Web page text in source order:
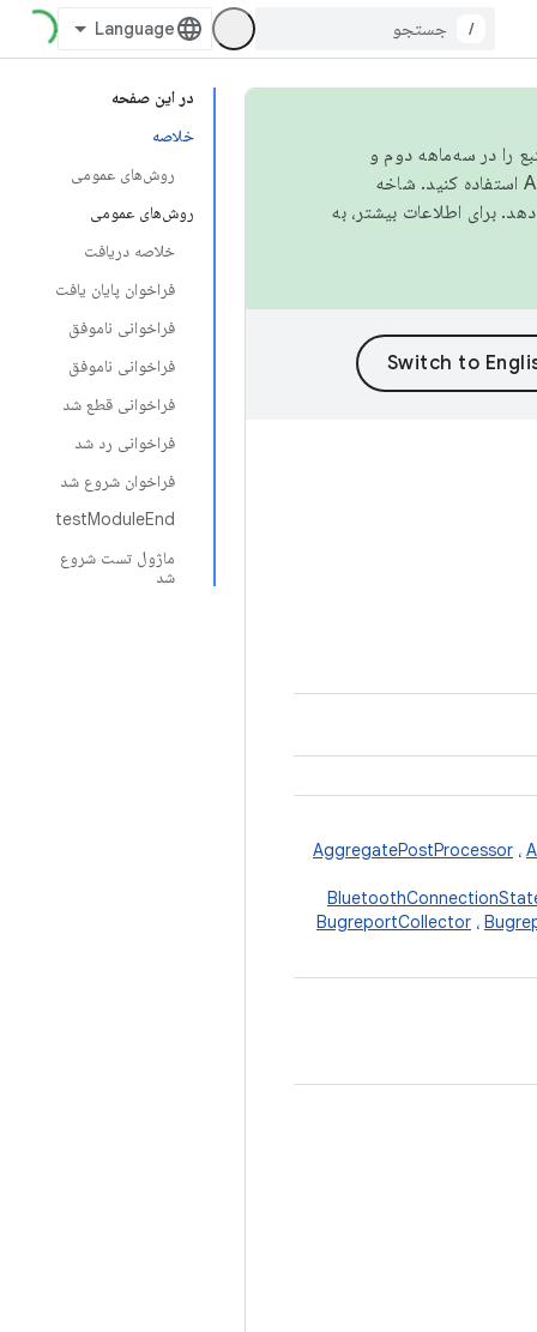
/
در این صفحه
خلاصه
روش‌های عمومی
روش‌های عمومی
خلاصه دریافت
فراخوان پایان یافت
فراخوانی ناموفق
فراخوانی ناموفق
فراخوانی قطع شد
فراخوانی رد شد
فراخوان شروع شد
testModuleEnd
ماژول تست شروع
شد
را در سه‌ماهه دوم و
استفاده کنید. شاخه
AggregatePostProcessor ،
BugreportCollector ،